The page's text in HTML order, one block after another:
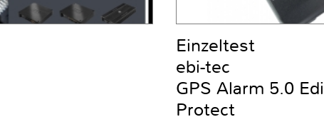
Einzeltest
ebi-tec
GPS Alarm 5.0
Protect